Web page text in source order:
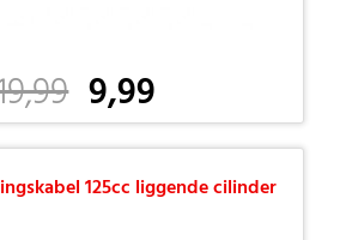
9,99
125cc liggende cilinder